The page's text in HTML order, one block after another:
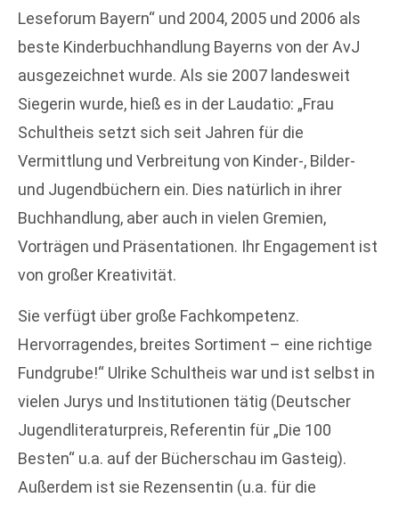
Leseforum Bayern“ und 2004, 2005 und 2006 als
beste Kinderbuchhandlung Bayerns von der AvJ
ausgezeichnet wurde. Als sie 2007 landesweit
Siegerin wurde, hieß es in der Laudatio: „Frau
Schultheis setzt sich seit Jahren für die
Vermittlung und Verbreitung von Kinder-, Bilder-
und Jugendbüchern ein. Dies natürlich in ihrer
Buchhandlung, aber auch in vielen Gremien,
Vorträgen und Präsentationen. Ihr Engagement ist
von großer Kreativität.
Sie verfügt über große Fachkompetenz.
Hervorragendes, breites Sortiment – eine richtige
Fundgrube!“ Ulrike Schultheis war und ist selbst in
vielen Jurys und Institutionen tätig (Deutscher
Jugendliteraturpreis, Referentin für „Die 100
Besten“ u.a. auf der Bücherschau im Gasteig).
Außerdem ist sie Rezensentin (u.a. für die